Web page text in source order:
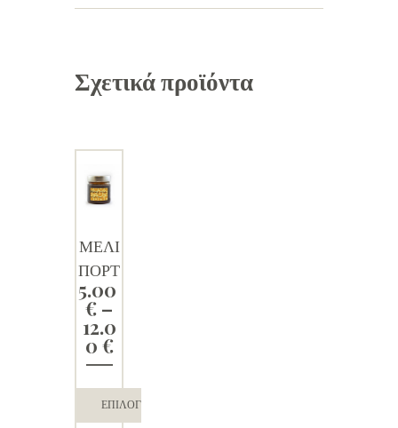
Σχετικά προϊόντα
ΜΕΛΙ
ΠΟΡΤ
ΟΚΑ
ΛΙ
5.00
€ –
12.0
0 €Price
range:
5.00 €
through
12.00 €
ΕΠΙΛΟΓΉ